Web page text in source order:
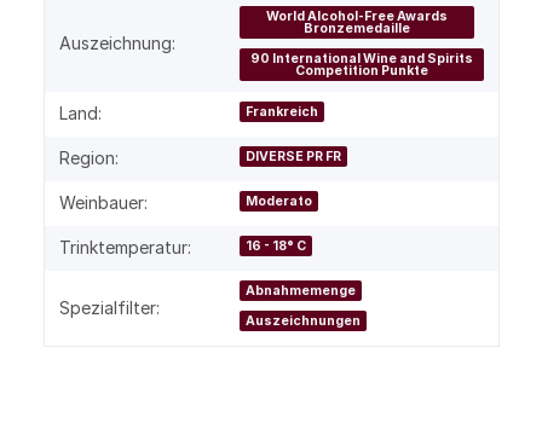
Auszeichnung:
World Alcohol-Free Awards
Bronzemedaille
90 International Wine and Spirits
Competition Punkte
Land: Frankreich
Region: DIVERSE PR FR
Weinbauer: Moderato
Trinktemperatur: 16 - 18° C
Spezialfilter:
Abnahmemenge
Auszeichnungen